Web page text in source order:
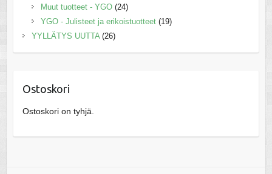
Muut tuotteet - YGO (24)
YGO - Julisteet ja erikoistuotteet (19)
YYLLÄTYS UUTTA (26)
Ostoskori
Ostoskori on tyhjä.